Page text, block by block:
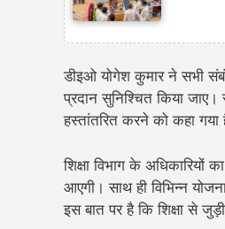
डीइओ योगेश कुमार ने सभी
प्रदान सुनिश्चित किया
हस्तांतरित करने को कहा गया
शिक्षा विभाग के
आएगी। साथ ही विभिन्न
इस बात पर है कि शिक्षा से